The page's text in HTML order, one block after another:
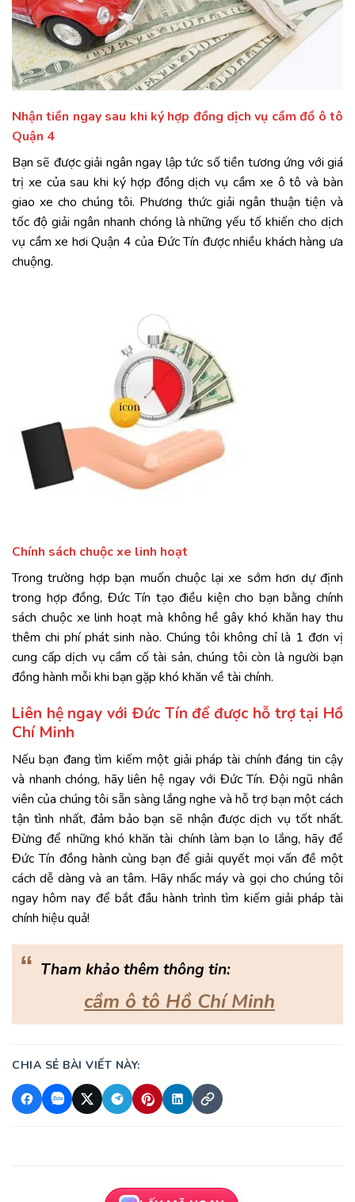
Nhận tiền ngay sau khi ký hợp đồng dịch vụ cầm đồ ô tô
Quận 4
Bạn sẽ được giải ngân ngay lập tức số tiền tương ứng với giá
trị xe của sau khi ký hợp đồng dịch vụ cầm xe ô tô và bàn
giao xe cho chúng tôi. Phương thức giải ngân thuận tiện và
tốc độ giải ngân nhanh chóng là những yếu tố khiến cho dịch
vụ cầm xe hơi Quận 4 của Đức Tín được nhiều khách hàng ưa
chuộng.
Chính sách chuộc xe linh hoạt
Trong trường hợp bạn muốn chuộc lại xe sớm hơn dự định
trong hợp đồng, Đức Tín tạo điều kiện cho bạn bằng chính
sách chuộc xe linh hoạt mà không hề gây khó khăn hay thu
thêm chi phí phát sinh nào. Chúng tôi không chỉ là 1 đơn vị
cung cấp dịch vụ cầm cố tài sản, chúng tôi còn là người bạn
đồng hành mỗi khi bạn gặp khó khăn về tài chính.
Liên hệ ngay với Đức Tín để được hỗ trợ tại Hồ
Chí Minh
Nếu bạn đang tìm kiếm một giải pháp tài chính đáng tin cậy
và nhanh chóng, hãy liên hệ ngay với Đức Tín. Đội ngũ nhân
viên của chúng tôi sẵn sàng lắng nghe và hỗ trợ bạn một cách
tận tình nhất, đảm bảo bạn sẽ nhận được dịch vụ tốt nhất.
Đừng để những khó khăn tài chính làm bạn lo lắng, hãy để
Đức Tín đồng hành cùng bạn để giải quyết mọi vấn đề một
cách dễ dàng và an tâm. Hãy nhấc máy và gọi cho chúng tôi
ngay hôm nay để bắt đầu hành trình tìm kiếm giải pháp tài
chính hiệu quả!
“ Tham khảo thêm thông tin:
cầm ô tô Hồ Chí Minh
CHIA SẺ BÀI VIẾT NÀY: